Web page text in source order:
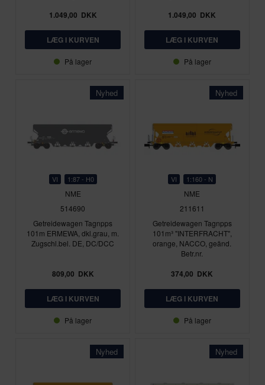
1.049,00 DKK
På lager
1.049,00 DKK
På lager
Nyhed
VI 1:87 - H0
NME
514690
Getreidewagen Tagnpps
101m ERMEWA, dkl.grau, m.
Zugschl.bel. DE, DC/DCC
809,00 DKK
På lager
Nyhed
VI 1:160 - N
NME
211611
Getreidewagen Tagnpps
101m³ "INTERFRACHT",
orange, NACCO, geänd.
Betr.nr.
374,00 DKK
På lager
Nyhed Nyhed